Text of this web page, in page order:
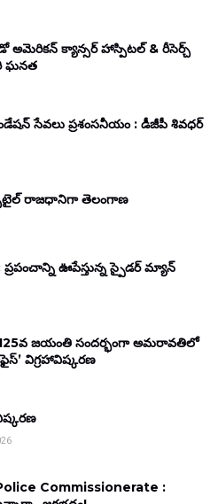
అమెరికన్ క్యాన్సర్ హాస్పిటల్ & రీసెర్చ్
ఘనత
సేవలు ప్రశంసనీయం : డీజీపీ శివధర్
రాజధానిగా తెలంగాణ
ప్రపంచాన్ని ఊపేస్తున్న స్పైడర్ మ్యాన్
125వ జయంతి సందర్భంగా అమరావతిలో
విగ్రహావిష్కరణ
Commissionerate :